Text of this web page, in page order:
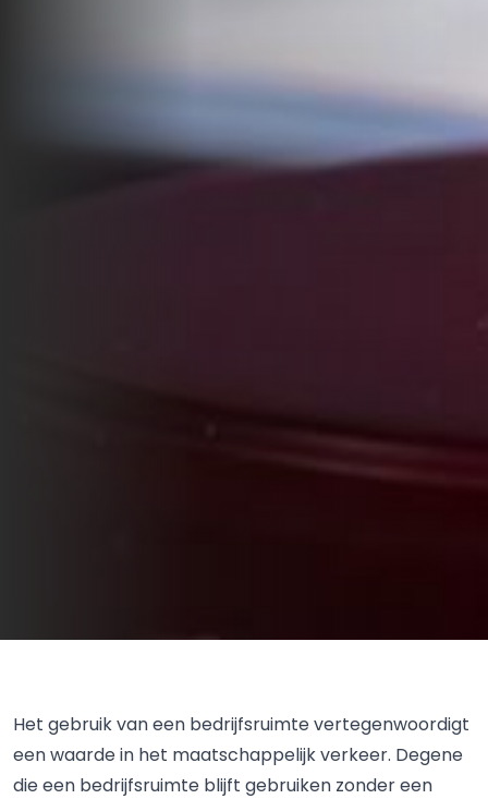
Het gebruik van een bedrijfsruimte vertegenwoordigt
een waarde in het maatschappelijk verkeer. Degene
die een bedrijfsruimte blijft gebruiken zonder een